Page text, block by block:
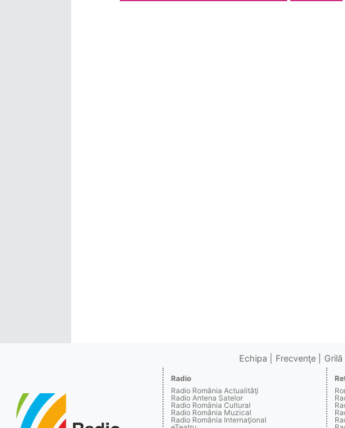
Echipa Frecvenţe
Radio
Radio România Actualităţi
Radio Antena Satelor
Radio România Cultural
Radio România Muzical
Radio România Internaţional